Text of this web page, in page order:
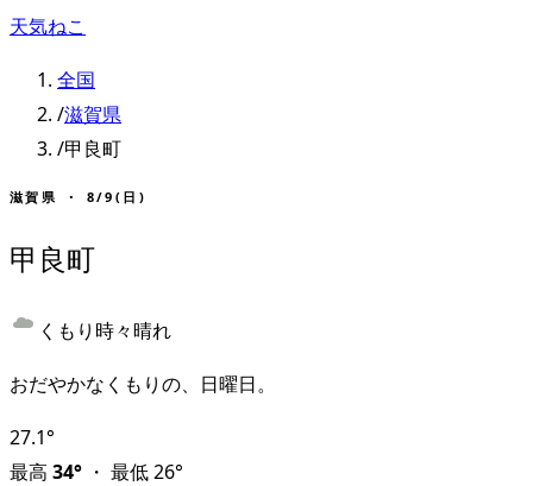
天気ねこ
全国
/滋賀県
/甲良町
滋賀県 ・ 8/9(日)
甲良町
くもり時々晴れ
おだやかなくもりの、日曜日。
27.1°
最高 34° ・ 最低26°